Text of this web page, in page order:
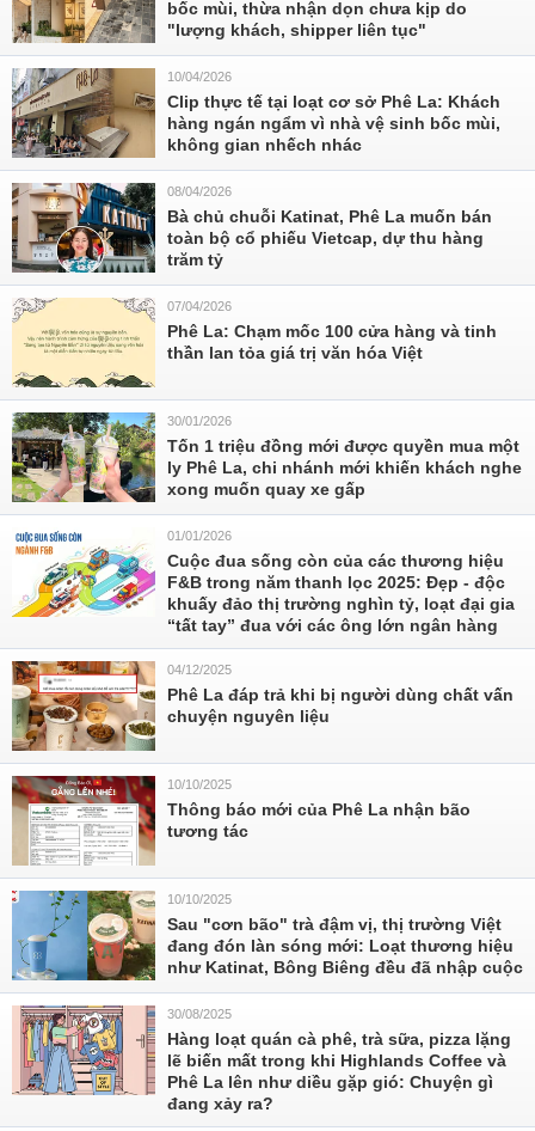
bốc mùi, thừa nhận dọn chưa kịp do
"lượng khách, shipper liên tục"
10/04/2026
Clip thực tế tại loạt cơ sở Phê La: Khách
hàng ngán ngẩm vì nhà vệ sinh bốc mùi,
không gian nhếch nhác
08/04/2026
Bà chủ chuỗi Katinat, Phê La muốn bán
toàn bộ cổ phiếu Vietcap, dự thu hàng
trăm tỷ
07/04/2026
Phê La: Chạm mốc 100 cửa hàng và tinh
thần lan tỏa giá trị văn hóa Việt
30/01/2026
Tốn 1 triệu đồng mới được quyền mua một
ly Phê La, chi nhánh mới khiến khách nghe
xong muốn quay xe gấp
01/01/2026
Cuộc đua sống còn của các thương hiệu
F&B trong năm thanh lọc 2025: Đẹp - độc
khuấy đảo thị trường nghìn tỷ, loạt đại gia
“tất tay” đua với các ông lớn ngân hàng
04/12/2025
Phê La đáp trả khi bị người dùng chất vấn
chuyện nguyên liệu
10/10/2025
Thông báo mới của Phê La nhận bão
tương tác
10/10/2025
Sau "cơn bão" trà đậm vị, thị trường Việt
đang đón làn sóng mới: Loạt thương hiệu
như Katinat, Bông Biêng đều đã nhập cuộc
30/08/2025
Hàng loạt quán cà phê, trà sữa, pizza lặng
lẽ biến mất trong khi Highlands Coffee và
Phê La lên như diều gặp gió: Chuyện gì
đang xảy ra?